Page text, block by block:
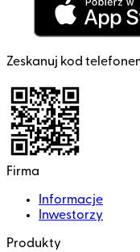
Zeskanuj kod
Firma
Informacje
Inwestorzy
Produkty